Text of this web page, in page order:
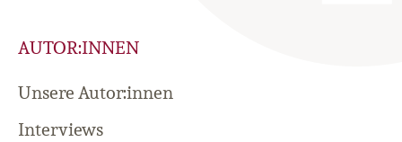
AUTOR:INNEN
Unsere Autor:innen
Interviews